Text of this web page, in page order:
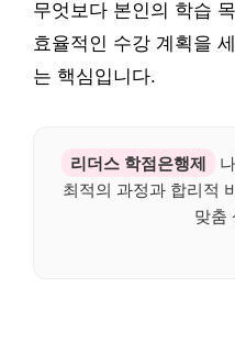
무엇보다 본인의 학습
효율적인 수강 계획을
는 핵심입니다.
리더스 학점은행제
최적의 과정과 합리적
맞춤